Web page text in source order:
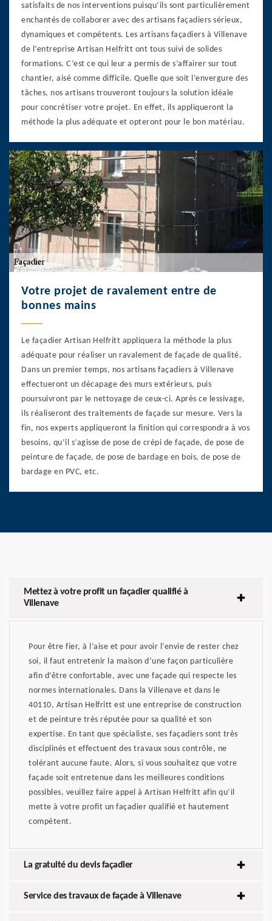
satisfaits de nos interventions puisqu’ils sont particulièrement
enchantés de collaborer avec des artisans façadiers sérieux,
dynamiques et compétents. Les artisans façadiers à Villenave
de l’entreprise Artisan Helfritt ont tous suivi de solides
formations. C’est ce qui leur a permis de s’affairer sur tout
chantier, aisé comme difficile. Quelle que soit l’envergure des
tâches, nos artisans trouveront toujours la solution idéale
pour concrétiser votre projet. En effet, ils appliqueront la
méthode la plus adéquate et opteront pour le bon matériau.
Votre projet de ravalement entre de
bonnes mains
Le façadier Artisan Helfritt appliquera la méthode la plus
adéquate pour réaliser un ravalement de façade de qualité.
Dans un premier temps, nos artisans façadiers à Villenave
effectueront un décapage des murs extérieurs, puis
poursuivront par le nettoyage de ceux-ci. Après ce lessivage,
ils réaliseront des traitements de façade sur mesure. Vers la
fin, nos experts appliqueront la finition qui correspondra à vos
besoins, qu’il s’agisse de pose de crépi de façade, de pose de
peinture de façade, de pose de bardage en bois, de pose de
bardage en PVC, etc.
Mettez à votre profit un façadier qualifié à
Villenave
Pour être fier, à l’aise et pour avoir l’envie de rester chez
soi, il faut entretenir la maison d’une façon particulière
afin d’être confortable, avec une façade qui respecte les
normes internationales. Dans la Villenave et dans le
40110, Artisan Helfritt est une entreprise de construction
et de peinture très réputée pour sa qualité et son
expertise. En tant que spécialiste, ses façadiers sont très
disciplinés et effectuent des travaux sous contrôle, ne
tolérant aucune faute. Alors, si vous souhaitez que votre
façade soit entretenue dans les meilleures conditions
possibles, veuillez faire appel à Artisan Helfritt afin qu’il
mette à votre profit un façadier qualifié et hautement
compétent.
La gratuité du devis façadier
Service des travaux de façade à Villenave